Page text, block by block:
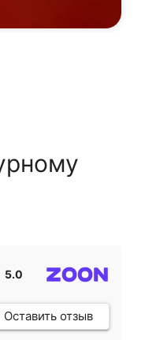
5.0
Оставить отзыв